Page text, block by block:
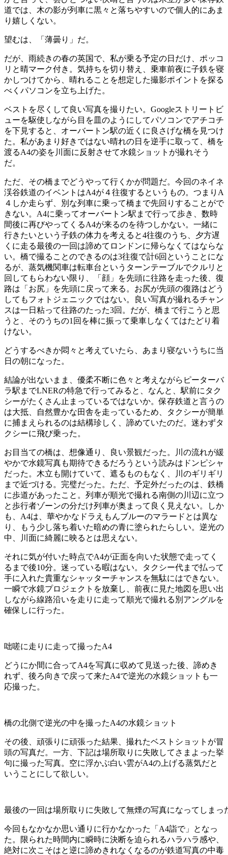
道では、木の影が列車に黒々と落ちやすいので個人的にあま
り嬉しくない。
望むは、「薄曇り」だ。
だが、雨続きの春の英国で、私が乗る予定の日だけ、ポッコ
リと晴マーク付き。気持ちを切り替え、乗車前夜に子鉄を寝
かしつけてから、晴れることを想定した撮影ポイントを探る
べくパソコンを立ち上げた。
ベストを尽くして良い写真を撮りたい。Googleストリートビ
ューを駆使しながら目を皿のようにしてパソコンでアチコチ
を下見すると、オーバートン駅の近くに良さげな橋を見つけ
た。私があまり好きではない晴れの日を逆手に取って、橋を
渡るA4の姿を川面に反射させて水鏡ショットが撮れそう
だ。
ただ、その橋までどうやって行くかが問題だ。今回のネイネ
渓谷鉄道のイベントはA4が４往復するというもの。つまりA
４しか走らず、別な列車に乗って橋まで先回りすることがで
きない。A4に乗ってオーバートン駅まで行って歩き、数時
間後に再びやってくるA4が来るのを待つしかない。一緒に
行きたいという子鉄の体力を考えると4往復のうち、夕方遅
くに走る最後の一回は諦めてロンドンに帰らなくてはならな
い。橋で撮ることのできるのは3往復で計6回ということにな
るが、蒸気機関車は転車台というターンテーブルでクルリと
回してもらわない限り、「顔」を先頭に往路を走った後、復
路は「お尻」を先頭に戻って来る。お尻が先頭の復路はどう
してもフォトジェニックではない。良い写真が撮れるチャン
スは一日粘って往路のたった3回。だが、橋まで行こうと思
うと、そのうちの1回を棒に振って乗車しなくてはたどり着
けない。
どうするべきか悶々と考えていたら、あまり寝ないうちに当
日の朝になった。
結論が出ないまま、優柔不断に色々と考えながらピーターバ
ラ駅までLNERの特急で行ってみると、なんと、駅前にタク
シーがたくさん止まっているではないか。保存鉄道と言うの
は大抵、自然豊かな田舎を走っているため、タクシーが簡単
に捕まえられるのは結構珍しく、諦めていたのだ。迷わずタ
クシーに飛び乗った。
お目当ての橋は、想像通り、良い景観だった。川の流れが緩
やかで水鏡写真も期待できるだろうという読みはドンピシャ
だった。木立も開けていて、遮るものもなく、川のギリギリ
まで近づける。完璧だった。ただ、予定外だったのは、鉄橋
に歩道があったこと。列車が順光で撮れる南側の川辺に立つ
と歩行者ゾーンの分だけ列車が奥まって良く見えない。しか
も、A4は、華やかなドラえもんブルーのマラードとは異な
り、もう少し落ち着いた暗めの青に塗られたらしい。逆光の
中、川面に綺麗に映るとは思えない。
それに気が付いた時点でA4が正面を向いた状態で走ってく
るまで後10分。迷っている暇はない。タクシー代まで払って
手に入れた貴重なシャッターチャンスを無駄にはできない。
一瞬で水鏡プロジェクトを放棄し、前夜に見た地図を思い出
しながら線路沿いを走りに走って順光で撮れる別アングルを
確保しに行った。
咄嗟に走りに走って撮ったA4
どうにか間に合ってA4を写真に収めて見送った後、諦めき
れず、後ろ向きで戻って来たA4で逆光の水鏡ショットも一
応撮った。
橋の北側で逆光の中を撮ったA4の水鏡ショット
その後、頑張りに頑張った結果、撮れたベストショットが冒
頭の写真だ。一方、下記は場所取りに失敗してさまよった挙
句に撮った写真。空に浮かぶ白い雲がA4の上げる蒸気だと
いうことにして欲しい。
最後の一回は場所取りに失敗して無煙の写真になってしまっ
今回もなかなか思い通りに行かなかった「A4詣で」となっ
た。限られた時間内に瞬時に決断を迫られるハラハラ感や、
絶対に次こそはと逆に諦めきれなくなるのが鉄道写真の中毒